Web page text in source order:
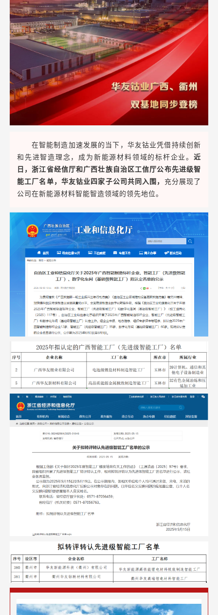
在智能制造加速发展的当下，华友钴业凭借持续创新
和先进智造理念，成为新能源材料领域的标杆企业。 近
日，浙江省经信厅和广西壮族自治区工信厅公布先进级智
能工厂名单，华友钴业四家子公司共同入围， 充分展现了
公司在新能源材料智能智造领域的领先地位。